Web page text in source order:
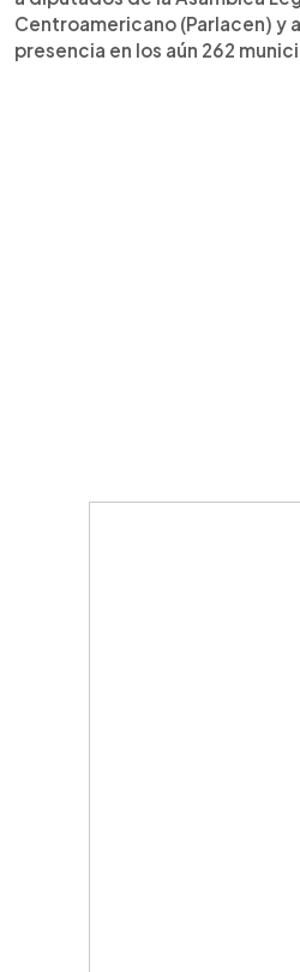
Centroamericano (Parlacen) y
presencia en los aún 262